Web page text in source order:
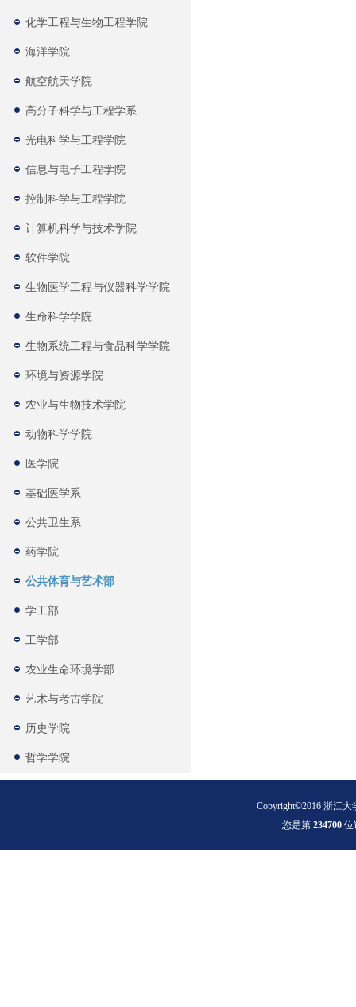
化学工程与生物工程学院
海洋学院
航空航天学院
高分子科学与工程学系
光电科学与工程学院
信息与电子工程学院
控制科学与工程学院
计算机科学与技术学院
软件学院
生物医学工程与仪器科学学院
生命科学学院
生物系统工程与食品科学学院
环境与资源学院
农业与生物技术学院
动物科学学院
医学院
基础医学系
公共卫生系
药学院
公共体育与艺术部
学工部
工学部
农业生命环境学部
艺术与考古学院
历史学院
哲学学院
Copyright©2016 浙江大
您是第234700 位